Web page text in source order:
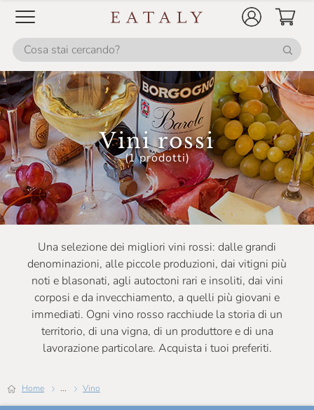
Vini rossi
(1 prodotti)
Una selezione dei migliori vini rossi: dalle grandi
denominazioni, alle piccole produzioni, dai vitigni più
noti e blasonati, agli autoctoni rari e insoliti, dai vini
corposi e da invecchiamento, a quelli più giovani e
immediati. Ogni vino rosso racchiude la storia di un
territorio, di una vigna, di un produttore e di una
lavorazione particolare. Acquista i tuoi preferiti.
Home ... Vino
Casale Del Giglio
Cascina Corte
Cascina GemmaRina
Cascina Gilli
Cascina Valle Asinari
Castellare Di Castellina
Castello Monaci
Castello Monsanto
Castello Di Monsanto
Ceci
Celestina Fè
Certosa Di Belriguardo
Chateau Musar